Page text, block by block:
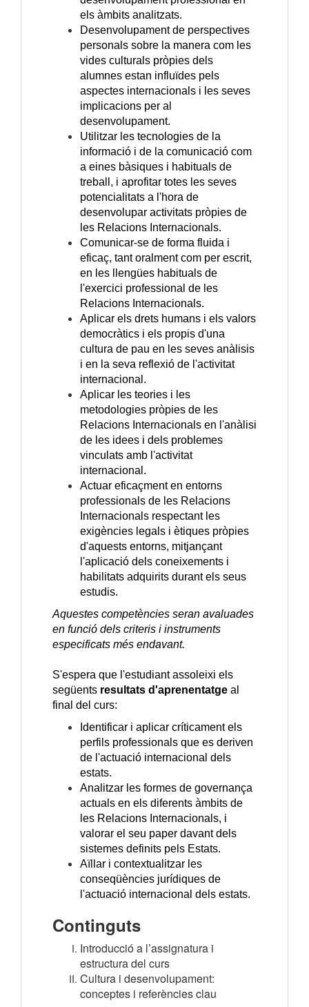
els àmbits analitzats.
Desenvolupament de perspectives
personals sobre la manera com les
vides culturals pròpies dels
alumnes estan influïdes pels
aspectes internacionals i les seves
implicacions per al
desenvolupament.
Utilitzar les tecnologies de la
informació i de la comunicació com
a eines bàsiques i habituals de
treball, i aprofitar totes les seves
potencialitats a l'hora de
desenvolupar activitats pròpies de
les Relacions Internacionals.
Comunicar-se de forma fluida i
eficaç, tant oralment com per escrit,
en les llengües habituals de
l'exercici professional de les
Relacions Internacionals.
Aplicar els drets humans i els valors
democràtics i els propis d'una
cultura de pau en les seves anàlisis
i en la seva reflexió de l'activitat
internacional.
Aplicar les teories i les
metodologies pròpies de les
Relacions Internacionals en l'anàlisi
de les idees i dels problemes
vinculats amb l'activitat
internacional.
Actuar eficaçment en entorns
professionals de les Relacions
Internacionals respectant les
exigències legals i ètiques pròpies
d'aquests entorns, mitjançant
l'aplicació dels coneixements i
habilitats adquirits durant els seus
estudis.
Aquestes competències seran avaluades
en funció dels criteris i instruments
especificats més endavant.
S'espera que l'estudiant assoleixi els
següents resultats d'aprenentatge al
final del curs:
Identificar i aplicar críticament els
perfils professionals que es deriven
de l'actuació internacional dels
estats.
Analitzar les formes de governança
actuals en els diferents àmbits de
les Relacions Internacionals, i
valorar el seu paper davant dels
sistemes definits pels Estats.
Aïllar i contextualitzar les
conseqüències jurídiques de
l'actuació internacional dels estats.
Continguts
Introducció a l’assignatura i
estructura del curs
Cultura i desenvolupament:
conceptes i referències clau